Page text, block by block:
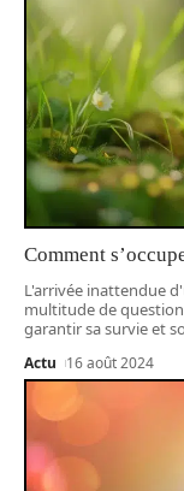
Comment
L'arrivée inattendue
multitude de
garantir sa survie et
Actu 16 août 2024